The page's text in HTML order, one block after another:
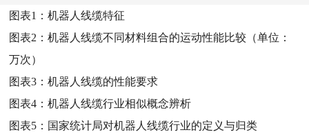
图表1：机器人线缆特征
图表2：机器人线缆不同材料组合的运动性能比较（单位：
万次）
图表3：机器人线缆的性能要求
图表4：机器人线缆行业相似概念辨析
图表5： 国家统计局对机器人线缆行业的定义与归类